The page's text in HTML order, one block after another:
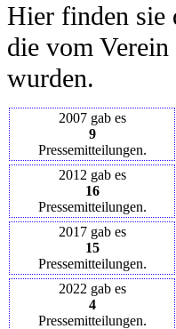
Hier finden sie
die vom Verein
wurden.
2007 gab es
9
Pressemitteilungen.
2012 gab es
16
Pressemitteilungen.
2017 gab es
15
Pressemitteilungen.
2022 gab es
4
Pressemitteilungen.